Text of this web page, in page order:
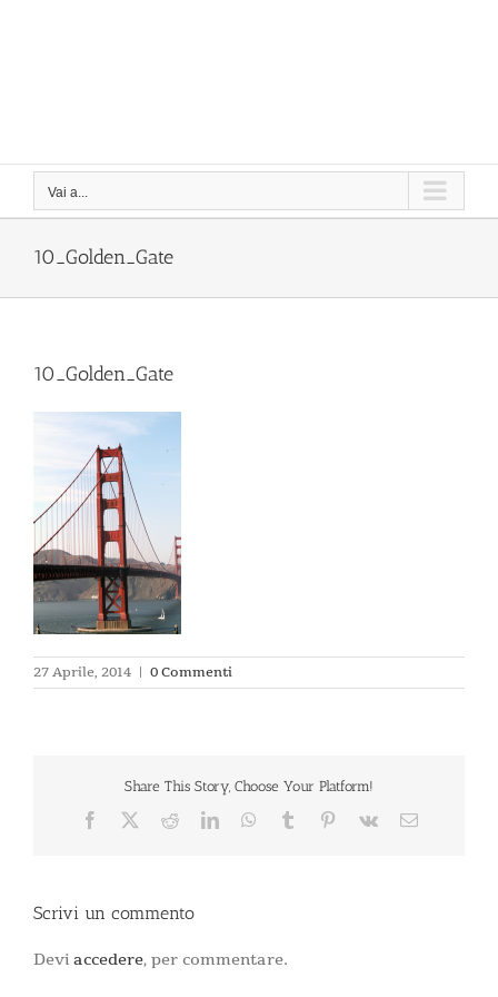
Vai a...
10_Golden_Gate
10_Golden_Gate
27 Aprile, 2014 | 0 Commenti
Share This Story, Choose Your Platform!
Facebook RedditLinkedInWhatsApp
Tumblr Pinterest
Vk Email
Scrivi un commento
Devi accedere, per commentare.